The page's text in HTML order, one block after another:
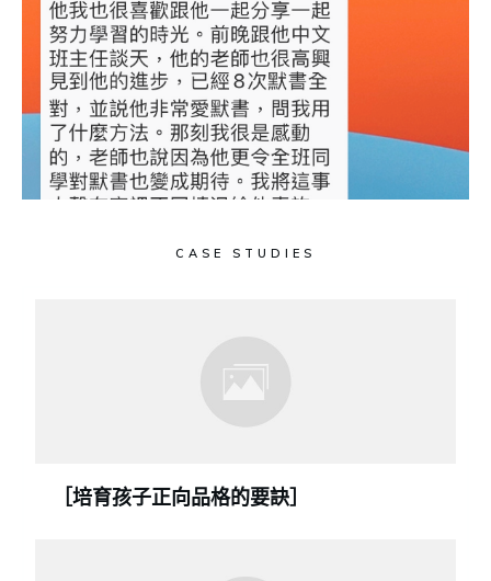
CASE STUDIES
［培育孩子正向品格的要訣］